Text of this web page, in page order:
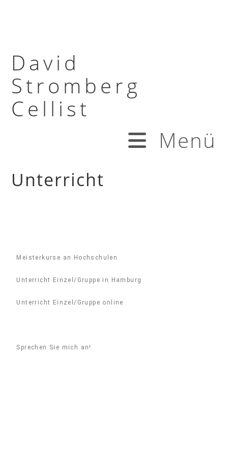
David
Stromberg
Cellist
Menü
Unterricht
Meisterkurse an Hochschulen
Unterricht Einzel/Gruppe in Hamburg
Unterricht Einzel/Gruppe online
Sprechen Sie mich an!